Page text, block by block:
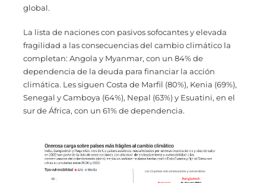
global.
La lista de naciones con pasivos sofocantes y elevada
fragilidad a las consecuencias del cambio climático la
completan: Angola y Myanmar, con un 84% de
dependencia de la deuda para financiar la acción
climática. Les siguen Costa de Marfil (80%), Kenia (69%),
Senegal y Camboya (64%), Nepal (63%) y Esuatini, en el
sur de África, con un 61% de dependencia.